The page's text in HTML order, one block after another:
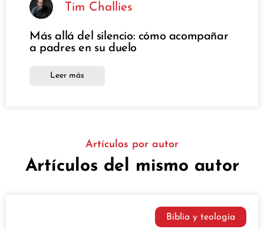
Tim Challies
Más allá del silencio: cómo acompañar
a padres en su duelo
Leer más
Artículos por autor
Artículos del mismo autor
Biblia y teología